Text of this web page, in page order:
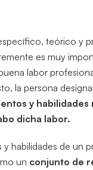
teórico y
es muy
labor
la persona
y habilidades
dicha labor.
habilidades de un
un conjunto de